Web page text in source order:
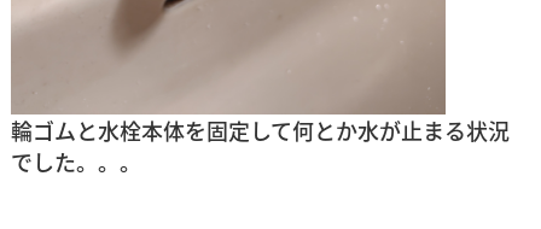
輪ゴムと水栓本体を固定して何とか水が止まる状況
でした。。。